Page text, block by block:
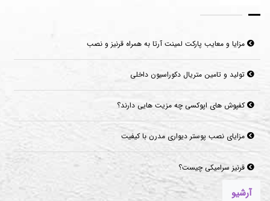
مزایا و معایب پارکت لمینت آرتا به همراه قرنیز و نصب
تولید و تامین متریال دکوراسیون داخلی
کفپوش های اپوکسی چه مزیت هایی دارند؟
مزایای نصب پوستر دیواری مدرن با کیفیت
قرنیز سرامیکی چیست؟
آرشیو